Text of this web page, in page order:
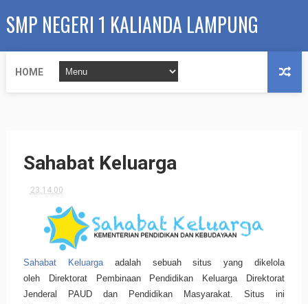
SMP NEGERI 1 KALIANDA LAMPUNG
SELATAN
HOME
Sahabat Keluarga
23.14.00
Sahabat Keluargaadalah sebuah situs yang dikelola
oleh
Direktorat Pembinaan Pendidikan Keluarga Direktorat
Jenderal PAUD dan Pendidikan Masyarakat. Situs ini